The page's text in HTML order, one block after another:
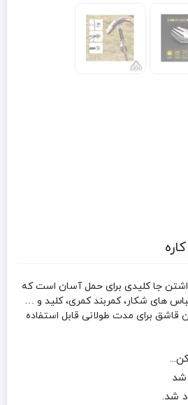
جا کلیدی برای حمل آسان است که
های شکار، کمربند کمری، کلید و …
برای مدت طولانی قابل‌ استفاده
شد
شد.